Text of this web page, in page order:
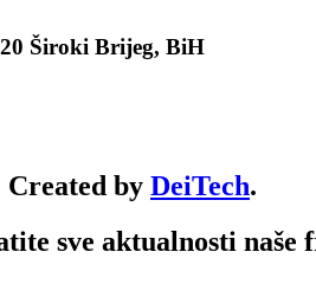
Široki Brijeg, BiH
by DeiTech.
sve aktualnosti naše